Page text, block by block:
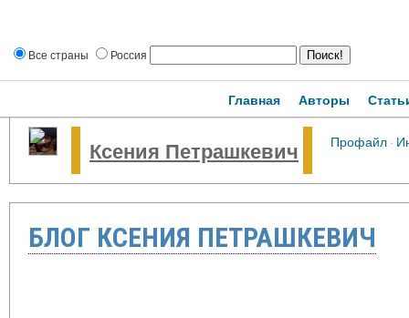
Все страны Россия
Главная Авторы
Ксения Петрашкевич Профайл·
БЛОГ КСЕНИЯ ПЕТРАШКЕВИЧ